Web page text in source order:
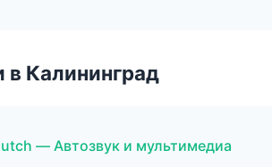
в Калининград
— Автозвук и мультимедиа